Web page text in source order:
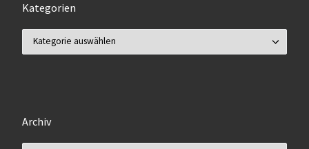
Kategorien
Archiv